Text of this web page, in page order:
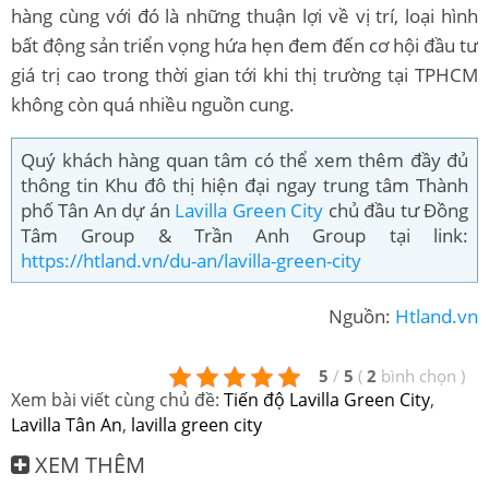
hàng cùng với đó là những thuận lợi về vị trí, loại hình
bất động sản triển vọng hứa hẹn đem đến cơ hội đầu tư
giá trị cao trong thời gian tới khi thị trường tại TPHCM
không còn quá nhiều nguồn cung.
Quý khách hàng quan tâm có thể xem thêm đầy đủ
thông tin Khu đô thị hiện đại ngay trung tâm Thành
phố Tân An dự án Lavilla Green City chủ đầu tư Đồng
Tâm Group & Trần Anh Group tại link:
https://htland.vn/du-an/lavilla-green-city
Nguồn: Htland.vn
5 / 5 ( 2 bình chọn )
Xem bài viết cùng chủ đề: Tiến độ Lavilla Green City,
Lavilla Tân An, lavilla green city
XEM THÊM